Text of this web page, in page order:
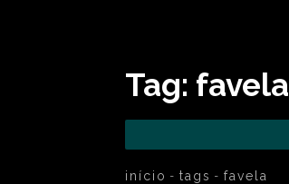
Tag: favela
início tags favela